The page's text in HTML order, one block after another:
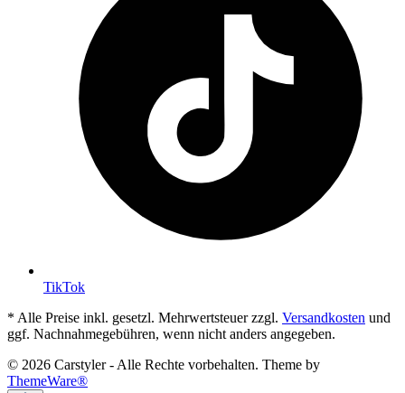
TikTok
* Alle Preise inkl. gesetzl. Mehrwertsteuer zzgl. Versandkosten und
ggf. Nachnahmegebühren, wenn nicht anders angegeben.
© 2026 Carstyler - Alle Rechte vorbehalten. Theme by
ThemeWare®